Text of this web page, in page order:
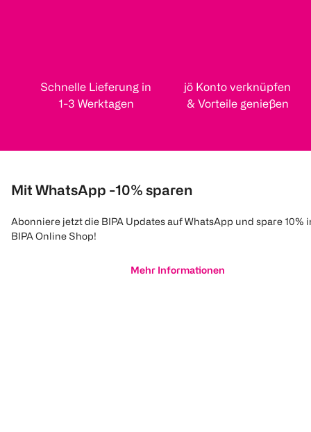
Schnelle Lieferung in
1-3 Werktagen
jö Konto verknüpfen
& Vorteile genießen
Mit WhatsApp -10% sparen
Abonniere jetzt die BIPA Updates auf WhatsApp und spare 10%
BIPA Online Shop!
Mehr Informationen